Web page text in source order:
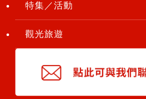
特集／活動
觀光旅遊